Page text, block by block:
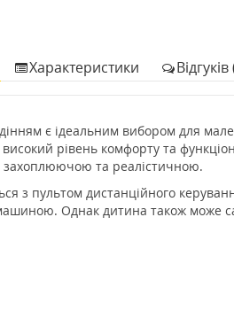
Характеристики Відгуків
є ідеальним вибором для
рівень комфорту та
захоплюючою та реалістичною.
з пультом дистанційного
Однак дитина також може